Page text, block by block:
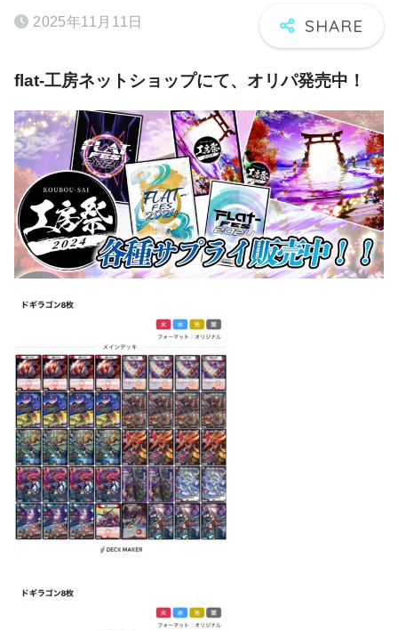
2025年11月11日
flat-工房ネットショップにて、オリパ発売中！